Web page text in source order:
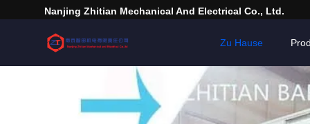
Nanjing Zhitian Mechanical And Electrical Co., Ltd.
Zu Hause